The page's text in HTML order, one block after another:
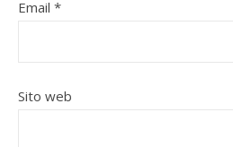
Email *
Sito web